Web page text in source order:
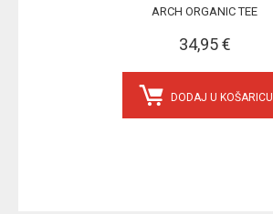
ARCH ORGANIC TEE
34,95 €
DODAJ U KOŠARICU